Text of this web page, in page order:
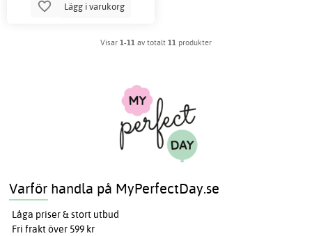
Lägg i varukorg
Visar 1-11 av totalt 11 produkter
Varför handla på MyPerfectDay.se
Låga priser & stort utbud
Fri frakt över 599 kr